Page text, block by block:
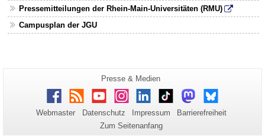
Pressemitteilungen der Rhein-Main-Universitäten (RMU)
Campusplan der JGU
Zusätzliche
Informationen
zu
dieser
Seite
Seiten-
Name:
Presse & Medien
Facebook
RSS YoutubeInstagram
LinkedInTikTokMastodonBluesky
Webmaster Datenschutz Impressum
Barrierefreiheit
Zum Seitenanfang